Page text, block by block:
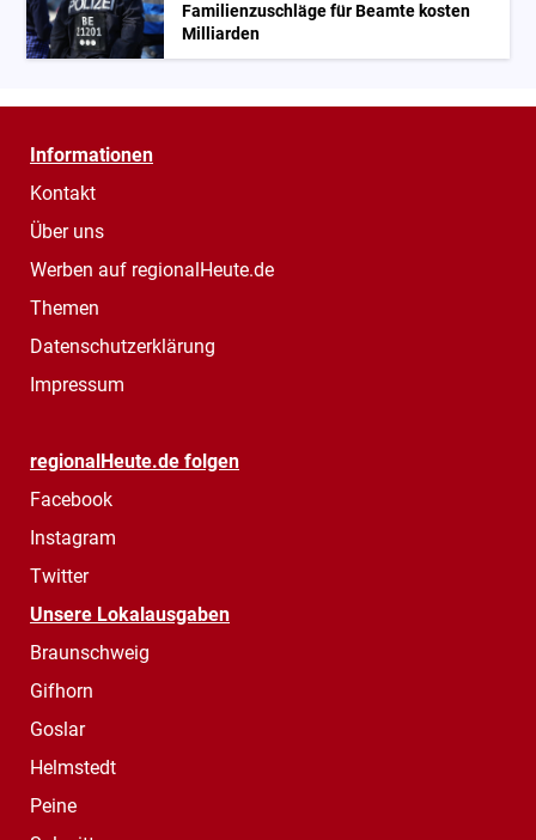
Familienzuschläge für Beamte kosten
Milliarden
Informationen
Kontakt
Über uns
Werben auf regionalHeute.de
Themen
Datenschutzerklärung
Impressum
regionalHeute.de folgen
Facebook
Instagram
Twitter
Unsere Lokalausgaben
Braunschweig
Gifhorn
Goslar
Helmstedt
Peine